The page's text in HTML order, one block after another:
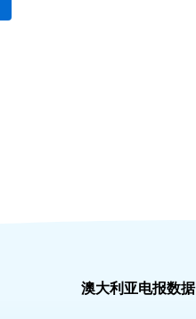
澳大利亚电报数据